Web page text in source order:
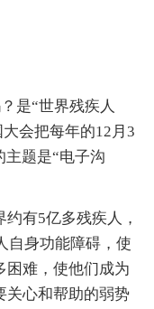
是“世界残疾人
会把每年的12月3
主题是“电子沟
有5亿多残疾人，
自身功能障碍，使
困难，使他们成为
关心和帮助的弱势